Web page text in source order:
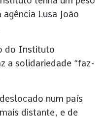
Lusa João
do Instituto
a solidariedade “faz-
num país
distante, e de